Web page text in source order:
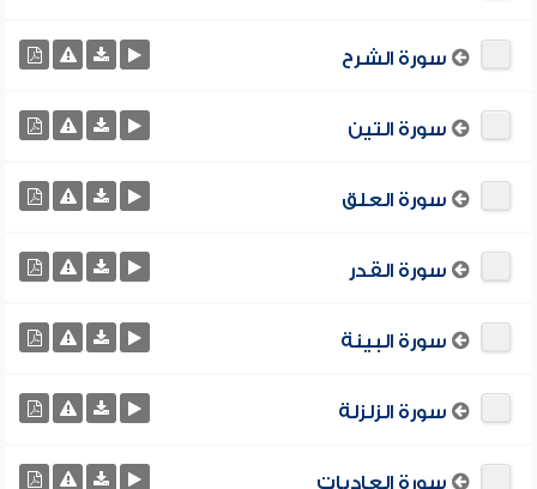
سورة الشرح
سورة التين
سورة العلق
سورة القدر
سورة البينة
سورة الزلزلة
سورة العاديات